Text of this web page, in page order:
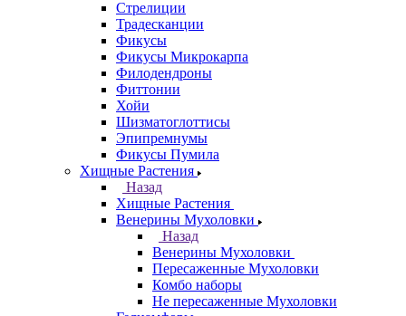
Стрелиции
Традесканции
Фикусы
Фикусы Микрокарпа
Филодендроны
Фиттонии
Хойи
Шизматоглоттисы
Эпипремнумы
Фикусы Пумила
Хищные Растения
Назад
Хищные Растения
Венерины Мухоловки
Назад
Венерины Мухоловки
Пересаженные Мухоловки
Комбо наборы
Не пересаженные Мухоловки